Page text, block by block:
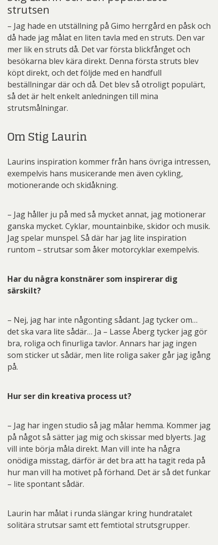
strutsen
– Jag hade en utställning på Gimo herrgård en påsk och
då hade jag målat en liten tavla med en struts. Den var
mer lik en struts då. Det var första blickfånget och
besökarna blev kära direkt. Denna första struts blev
köpt direkt, och det följde med en handfull
beställningar där och då. Det blev så otroligt populärt,
så det är helt enkelt anledningen till mina
strutsmålningar.
Om Stig Laurin
Laurins inspiration kommer från hans övriga intressen,
exempelvis hans musicerande men även cykling,
motionerande och skidåkning.
– Jag håller ju på med så mycket annat, jag motionerar
ganska mycket. Cyklar, mountainbike, skidor och musik.
Jag spelar munspel. Så där har jag lite inspiration
runtom – strutsar som åker motorcyklar exempelvis.
Har du några konstnärer som inspirerar dig
särskilt?
– Nej, jag har inte någonting sådant. Jag tycker om…
det ska vara lite sådär… Ja – Lasse Åberg tycker jag gör
bra, roliga och finurliga tavlor. Annars har jag ingen
som sticker ut sådär, men lite roliga saker går jag igång
på.
Hur ser din kreativa process ut?
– Jag har ingen studio så jag målar hemma. Kommer jag
på något så sätter jag mig och skissar med blyerts. Jag
vill inte börja måla direkt. Man vill inte ha några
onödiga misstag, därför är det bra att ha tagit reda på
hur man vill ha motivet på förhand. Det är så det funkar
– lite spontant sådär.
Laurin har målat i runda slängar kring hundratalet
solitära strutsar samt ett femtiotal strutsgrupper.